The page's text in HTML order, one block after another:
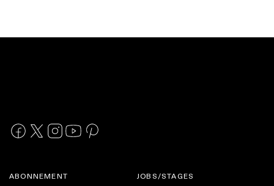
ABONNEMENT JOBS/STAGES